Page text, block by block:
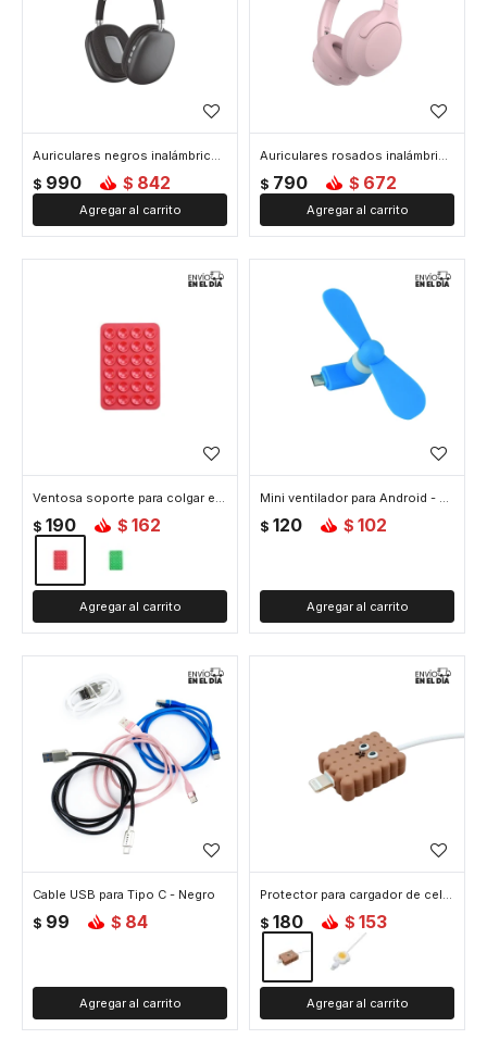
Auriculares negros inalámbricos - Negro
$ 990 $ 842
Auriculares rosados inalámbricos - Rosa
$ 790 $ 672
Ventosa soporte para colgar el celular - Rojo
$ 190 $ 162
Mini ventilador para Android - Celeste
$ 120 $ 102
Cable USB para Tipo C - Negro
$ 99 $ 84
Protector para cargador de celular - Chocolate
$ 180 $ 153